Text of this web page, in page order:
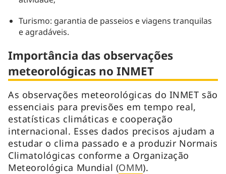
Turismo: garantia de passeios e viagens tranquilas
e agradáveis.
Importância das observações
meteorológicas no INMET
As observações meteorológicas do INMET são
essenciais para previsões em tempo real,
estatísticas climáticas e cooperação
internacional. Esses dados precisos ajudam a
estudar o clima passado e a produzir Normais
Climatológicas conforme a Organização
Meteorológica Mundial (OMM).